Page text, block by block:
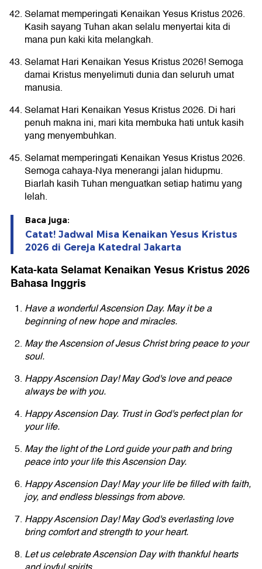
Selamat memperingati Kenaikan Yesus Kristus 2026.
Kasih sayang Tuhan akan selalu menyertai kita di
mana pun kaki kita melangkah.
Selamat Hari Kenaikan Yesus Kristus 2026! Semoga
damai Kristus menyelimuti dunia dan seluruh umat
manusia.
Selamat Hari Kenaikan Yesus Kristus 2026. Di hari
penuh makna ini, mari kita membuka hati untuk kasih
yang menyembuhkan.
Selamat memperingati Kenaikan Yesus Kristus 2026.
Semoga cahaya-Nya menerangi jalan hidupmu.
Biarlah kasih Tuhan menguatkan setiap hatimu yang
lelah.
Baca juga:
Catat! Jadwal Misa Kenaikan Yesus Kristus
2026 di Gereja Katedral Jakarta
Kata-kata Selamat Kenaikan Yesus Kristus 2026
Bahasa Inggris
Have a wonderful Ascension Day. May it be a
beginning of new hope and miracles.
May the Ascension of Jesus Christ bring peace to your
soul.
Happy Ascension Day! May God's love and peace
always be with you.
Happy Ascension Day. Trust in God's perfect plan for
your life.
May the light of the Lord guide your path and bring
peace into your life this Ascension Day.
Happy Ascension Day! May your life be filled with faith,
joy, and endless blessings from above.
Happy Ascension Day! May God's everlasting love
bring comfort and strength to your heart.
Let us celebrate Ascension Day with thankful hearts